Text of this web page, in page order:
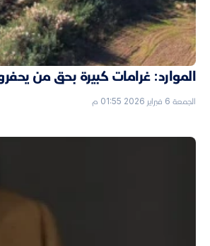
الموارد: غرامات كبيرة بحق من
الجمعة 6 فبراير 2026 01:55 م